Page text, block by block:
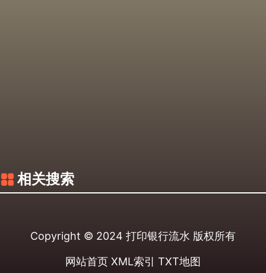
相关搜索
Copyright © 2024 打印银行流水 版权所有
网站首页 XML索引 TXT地图